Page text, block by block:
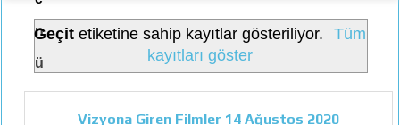
n
ü
Geçitetiketine sahip kayıtlar gösteriliyor.
Tüm
kayıtları göster
Vizyona Giren Filmler 14 Ağustos 2020